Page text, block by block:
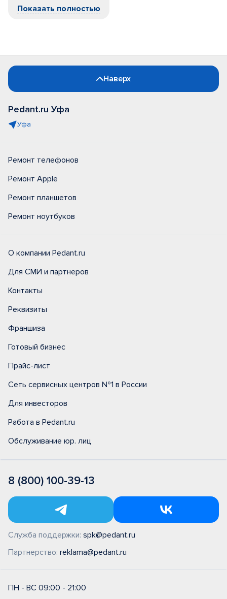
Показать полностью
Наверх
Pedant.ru Уфа
Уфа
Ремонт телефонов
Ремонт Apple
Ремонт планшетов
Ремонт ноутбуков
О компании Pedant.ru
Для СМИ и партнеров
Контакты
Реквизиты
Франшиза
Готовый бизнес
Прайс-лист
Сеть сервисных центров №1 в России
Для инвесторов
Работа в Pedant.ru
Обслуживание юр. лиц
8 (800) 100-39-13
Служба поддержки: spk@pedant.ru
Партнерство: reklama@pedant.ru
ПН - ВС 09:00 - 21:00